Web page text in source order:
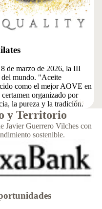
Más
de marzo de 2026, la III
del mundo. "Aceite
como el mejor AOVE en
organizado por
la pureza y la tradición.
y Territorio
Javier Guerrero Vilches con
sostenible.